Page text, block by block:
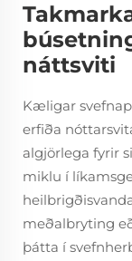
náttsviti
Kæligar
erfiða
algjörlega fyrir
miklu í
meðalbryting
þátta í